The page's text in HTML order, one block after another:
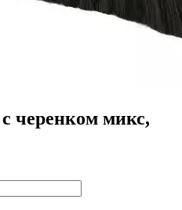
черенком микс,